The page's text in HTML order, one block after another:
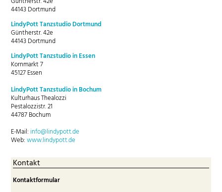
44143 Dortmund
LindyPott Tanzstudio Dortmund
Güntherstr. 42e
44143 Dortmund
LindyPott Tanzstudio in Essen
Kornmarkt 7
45127 Essen
LindyPott Tanzstudio in Bochum
Kulturhaus Thealozzi
Pestalozzistr. 21
44787 Bochum
E-Mail: info@lindypott.de
Web:www.lindypott.de
Kontakt
Kontaktformular